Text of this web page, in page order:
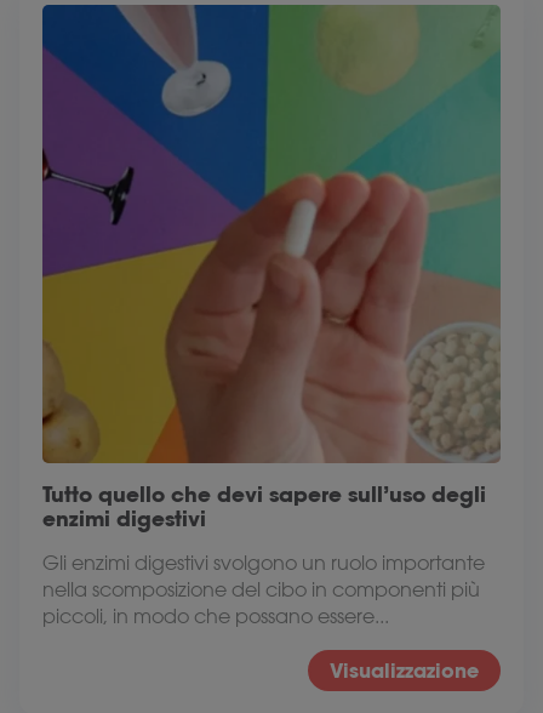
Tutto quello che devi sapere sull’uso degli
enzimi digestivi
Gli enzimi digestivi svolgono un ruolo importante
nella scomposizione del cibo in componenti più
piccoli, in modo che possano essere...
Visualizzazione